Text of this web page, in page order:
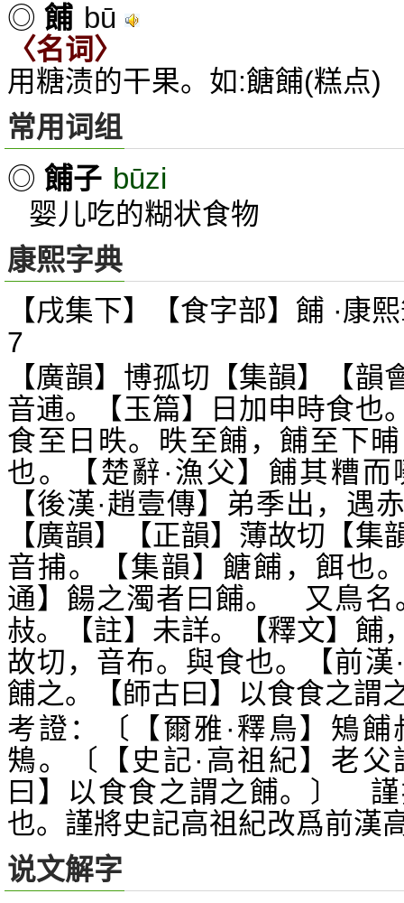
◎ 餔 bū
〈名词〉
用糖渍的干果。如:餹餔(糕点)
常用词组
◎ 餔子 būzi
婴儿吃的糊状食物
康熙字典
【戌集下】【食字部】餔 ·康
7
【廣韻】博孤切【集韻】【韻
音逋。【玉篇】日加申時食也
食至日昳。昳至餔，餔至下
也。【楚辭·漁父】餔其糟
【後漢·趙壹傳】弟季出，
【廣韻】【正韻】薄故切【集
音捕。【集韻】餹餔，餌也
通】餳之濁者曰餔。 又鳥名
敊。【註】未詳。【釋文】
故切，音布。與食也。【前漢
餔之。【師古曰】以食食之謂
考證：〔【爾雅·釋鳥】鴙
鴩。〔【史記·高祖紀】老父
曰】以食食之謂之餔。〕
也。謹將史記高祖紀改爲前漢
说文解字